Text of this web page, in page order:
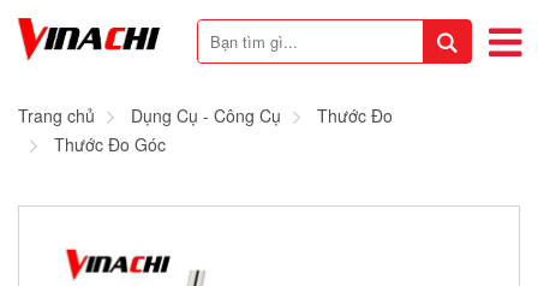
Trang chủ Dụng Cụ - Công Cụ
Thước Đo
Thước Đo Góc